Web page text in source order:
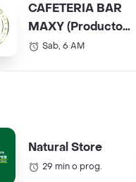
CAFETERIA BAR
MAXY (Productos
COL.).
Sab, 6 AM
Natural Store
29 min o prog.